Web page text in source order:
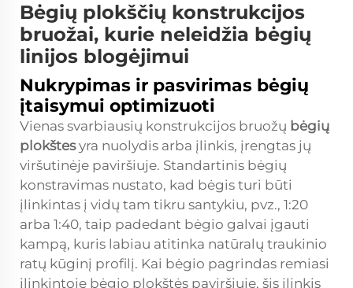
Bėgių plokščių konstrukcijos
bruožai, kurie neleidžia bėgių
linijos blogėjimui
Nukrypimas ir pasvirimas bėgių
įtaisymui optimizuoti
Vienas svarbiausių konstrukcijos bruožų bėgių
plokštesyra nuolydis arba įlinkis, įrengtas jų
viršutinėje paviršiuje. Standartinis bėgių
konstravimas nustato, kad bėgis turi būti
įlinkintas į vidų tam tikru santykiu, pvz., 1:20
arba 1:40, taip padedant bėgio galvai įgauti
kampą, kuris labiau atitinka natūralų traukinio
ratų kūginį profilį. Kai bėgio pagrindas remiasi
įlinkintoje bėgio plokštės paviršiuje, šis įlinkis